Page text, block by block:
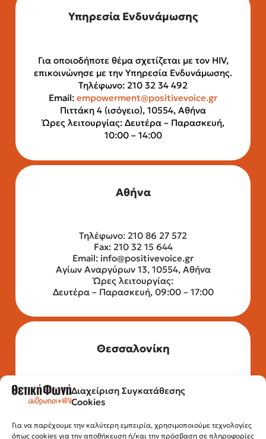
Διαχείριση Συγκατάθεσης
Cookies
Για να παρέχουμε την καλύτερη εμπειρία, χρησιμοποιούμε τεχνολογίες
όπως cookies για την αποθήκευση ή/και την πρόσβαση σε πληροφορίες
Υπηρεσία Ενδυνάμωσης
Για οποιοδήποτε θέμα σχετίζεται με τον HIV,
επικοινώνησε με την Υπηρεσία Ενδυνάμωσης.
Τηλέφωνο: 210 32 34 492
Email: empowerment@positivevoice.gr
Πιττάκη 4 (ισόγειο), 10554, Αθήνα
Ώρες λειτουργίας: Δευτέρα – Παρασκευή,
10:00 – 14:00
Αθήνα
Τηλέφωνο: 210 86 27 572
Fax: 210 32 15 644
Email: info@positivevoice.gr
Αγίων Αναργύρων 13, 10554, Αθήνα
Ώρες λειτουργίας:
Δευτέρα – Παρασκευή, 09:00 – 17:00
Θεσσαλονίκη
Τηλέφωνο: 2315 525 020
Fax: 210 32 15 644
Εγνατίας 112, 3ος όροφος, 54622,